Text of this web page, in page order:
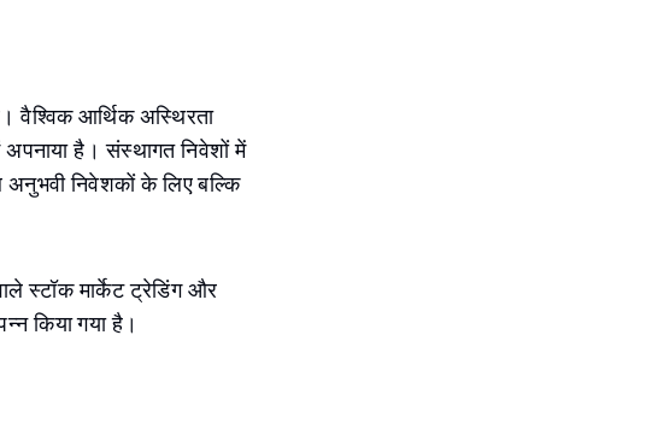
वैश्विक आर्थिक अस्थिरता
है। संस्थागत निवेशों में
अनुभवी निवेशकों के लिए बल्कि
स्टॉक मार्केट ट्रेडिंग और
किया गया है।